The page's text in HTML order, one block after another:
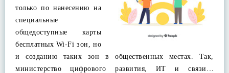
только по нанесению на
специальные
общедоступные карты
бесплатных Wi-Fi зон, но
и созданию таких зон в общественных местах. Так,
министерство цифрового развития, ИТ и связи…